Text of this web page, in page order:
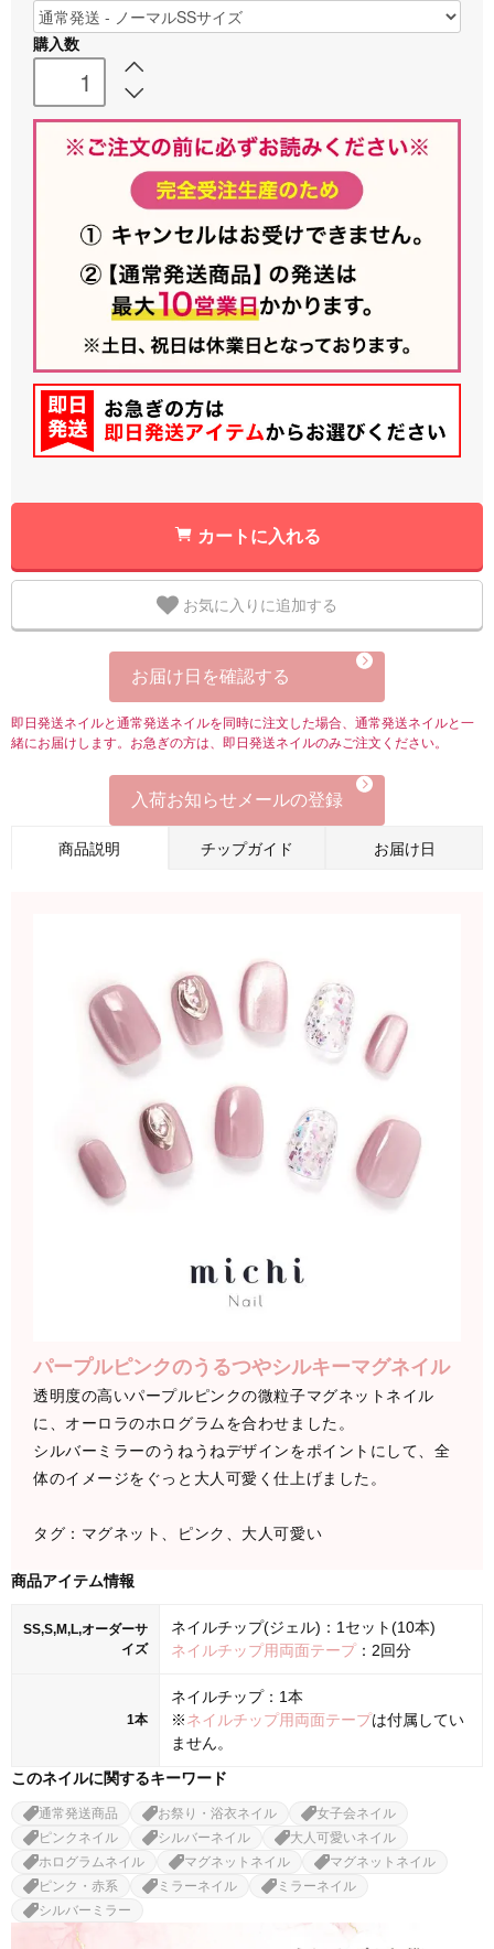
購入数
カートに入れる
お気に入りに追加する
お届け日を確認する
即日発送ネイルと通常発送ネイルを同時に注文した場合、通常発送ネイルと一
緒にお届けします。お急ぎの方は、即日発送ネイルのみご注文ください。
入荷お知らせメールの登録
商品説明 チップガイド お届け日
パープルピンクのうるつやシルキーマグネイル
透明度の高いパープルピンクの微粒子マグネットネイル
に、オーロラのホログラムを合わせました。
シルバーミラーのうねうねデザインをポイントにして、全
体のイメージをぐっと大人可愛く仕上げました。
タグ：マグネット、ピンク、大人可愛い
商品アイテム情報
SS,S,M,L,オーダーサ
イズ
ネイルチップ(ジェル)：1セット(10本)
ネイルチップ用両面テープ：2回分
1本
ネイルチップ：1本
※ネイルチップ用両面テープは付属してい
ません。
このネイルに関するキーワード
通常発送商品 お祭り・浴衣ネイル
女子会ネイル
ピンクネイル
シルバーネイル
大人可愛いネイル
ホログラムネイル
マグネットネイル
マグネットネイル
ピンク・赤系
ミラーネイル
ミラーネイル
シルバーミラー